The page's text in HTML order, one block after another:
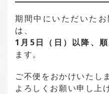
期間中にいただいた
は、
1月5日（日）以降、
ます。
ご不便をおかけいたし
よろしくお願い申し上